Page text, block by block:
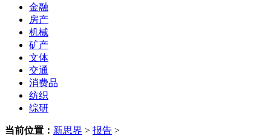
金融
房产
机械
矿产
文体
交通
消费品
纺织
综研
当前位置： 新思界 > 报告 >